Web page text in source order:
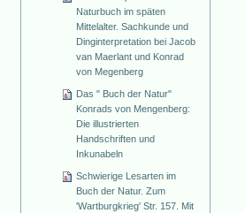
Naturbuch im späten
Mittelalter. Sachkunde und
Dinginterpretation bei Jacob
van Maerlant und Konrad
von Megenberg
Das " Buch der Natur"
Konrads von Mengenberg:
Die illustrierten
Handschriften und
Inkunabeln
Schwierige Lesarten im
Buch der Natur. Zum
'Wartburgkrieg' Str. 157. Mit